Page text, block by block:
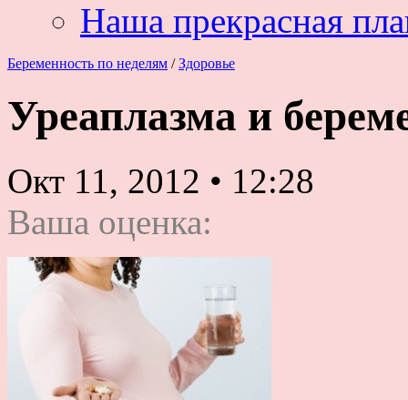
Наша прекрасная
Беременность по неделям / Здоровье
Уреаплазма и
Окт 11, 2012 • 12:28
Ваша оценка: